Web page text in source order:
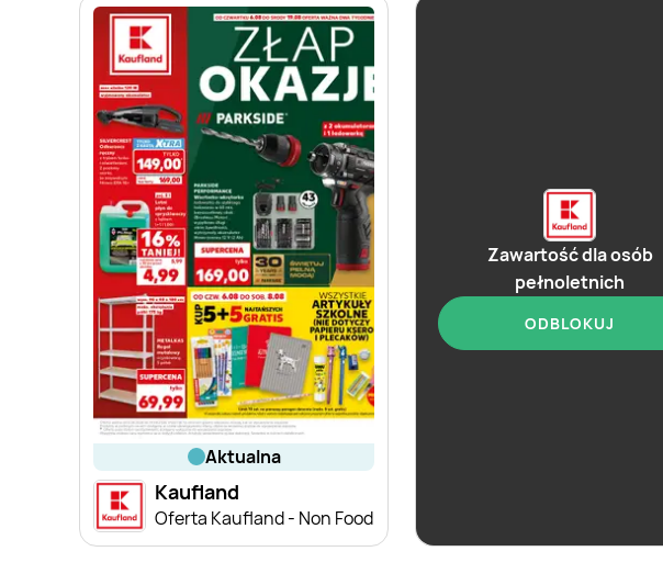
aktualna
Kaufland
Oferta Kaufland - Non Food
Zawartość dla osób
pełnoletnich
ODBLOKUJ